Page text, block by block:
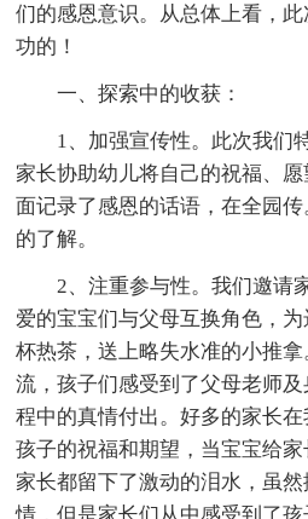
们的感恩意识。从总体上看，
功的！
一、探索中的收获：
1、加强宣传性。此次我们
家长协助幼儿将自己的祝福、
面记录了感恩的话语，在全园
的了解。
2、注重参与性。我们邀请
爱的宝宝们与父母互换角色，
杯热茶，送上略失水准的小推
流，孩子们感受到了父母老师
程中的真情付出。好多的家长
孩子的祝福和期望，当宝宝给
家长都留下了激动的泪水，虽
情，但是家长们从中感受到了